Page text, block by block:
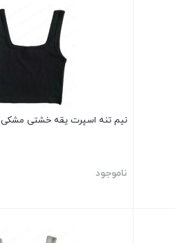
نیم تنه اسپرت یقه خشتی مشکی
ناموجود